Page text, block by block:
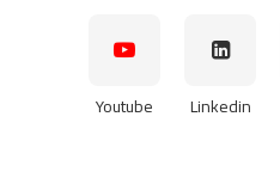
Linkedin
Youtube